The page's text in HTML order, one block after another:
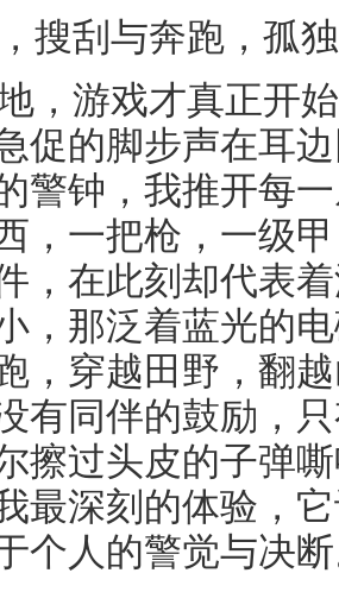
搜刮与奔跑，孤
，游戏才真正开
促的脚步声在耳
警钟，我推开每
，一把枪，一级
，在此刻却代表
，那泛着蓝光的
，穿越田野，翻
有同伴的鼓励，
擦过头皮的子弹
最深刻的体验，
个人的警觉与决